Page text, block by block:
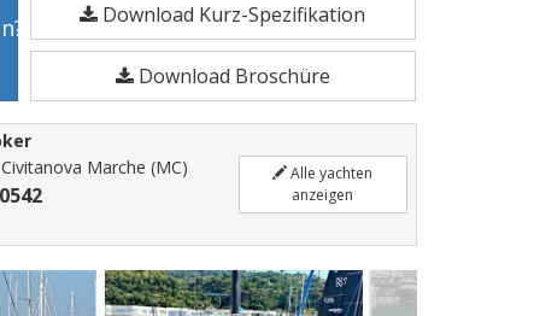
Italia
11.98
ist
11,65
Meter
Segelyacht
2019
Download Kurz-Spezifikation
Download Broschüre
Marche (MC)
Alle yachten
anzeigen